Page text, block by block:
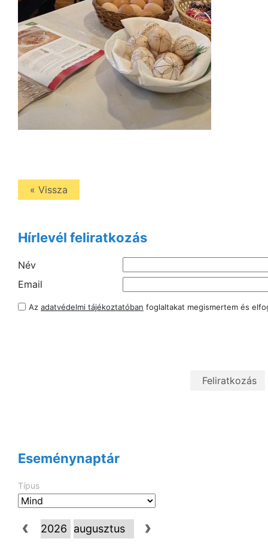
« Vissza
Hírlevél feliratkozás
Név
Email
Az adatvédelmi tájékoztatóban foglaltakat megismertem és
Eseménynaptár
Típus